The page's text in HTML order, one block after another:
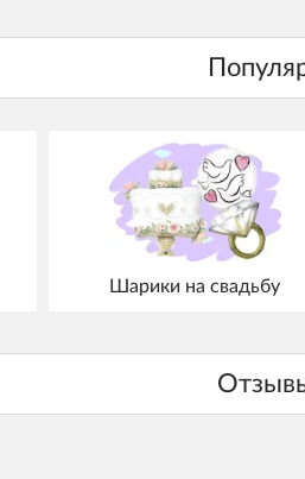
Шарики на свадьбу